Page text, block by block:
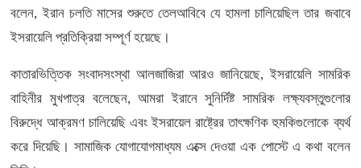
বলেন, ইরান চলতি মাসের শুরুতে তেলআবিবে যে হামলা চালিয়েছিল তার জবাবে
ইসরায়েলি প্রতিক্রিয়া সম্পূর্ণ হয়েছে।
কাতারভিত্তিক সংবাদসংস্থা আলজাজিরা আরও জানিয়েছে, ইসরায়েলি সামরিক
বাহিনীর মুখপাত্র বলেছেন, আমরা ইরানে সুনির্দিষ্ট সামরিক লক্ষ্যবস্তুগুলোর
বিরুদ্ধে আক্রমণ চালিয়েছি এবং ইসরায়েল রাষ্ট্রের তাৎক্ষণিক হুমকিগুলোকে ব্যর্থ
করে দিয়েছি। সামাজিক যোগাযোগমাধ্যম এক্সে দেওয়া এক পোস্টে এ কথা বলেন